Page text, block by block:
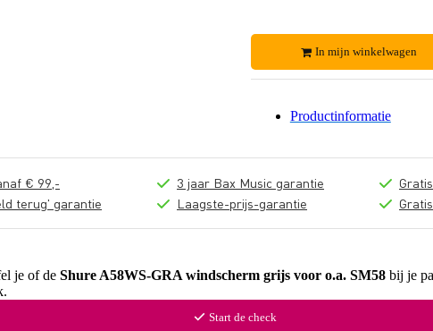
In mijn winkelwagen
Productinformatie
€ 99,-
terug' garantie
3 jaar Bax Music garantie
Laagste-prijs-garantie
je of de Shure A58WS-GRA windscherm grijs voor o.a. SM58 bij je
Start de check